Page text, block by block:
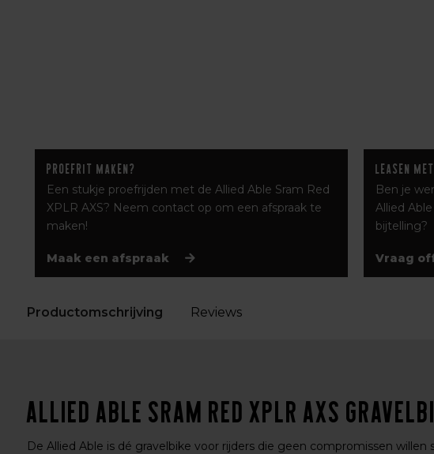
Proefrit maken?
Een stukje proefrijden met de Allied Able Sram Red
XPLR AXS? Neem contact op om een afspraak te
maken!
Maak een afspraak
Leasen
Ben je
Allied
bijtelling?
Vraag
Productomschrijving Reviews
Allied Able Sram Red XPLR AXS
De Allied Able is dé gravelbike voor rijders die geen compromissen willen